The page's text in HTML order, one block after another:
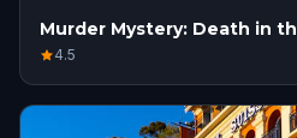
Murder Mystery: Death in
4.5